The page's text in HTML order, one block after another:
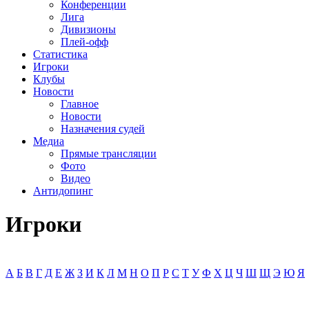
Конференции
Лига
Дивизионы
Плей-офф
Статистика
Игроки
Клубы
Новости
Главное
Новости
Назначения судей
Медиа
Прямые трансляции
Фото
Видео
Антидопинг
Игроки
А Б В Г Д Е Ж З И К Л М Н О П Р С Т У Ф Х Ц Ч Ш Щ Э Ю Я